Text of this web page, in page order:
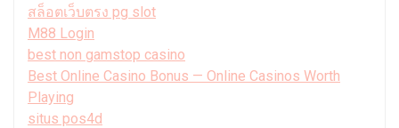
สล็อตเว็บตรง pg slot
M88 Login
best non gamstop casino
Best Online Casino Bonus — Online Casinos Worth
Playing
situs pos4d